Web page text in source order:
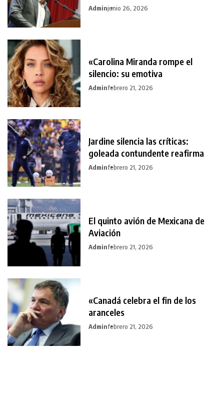
Adminjunio 26, 2026
«Carolina Miranda rompe el
silencio: su emotiva
Adminfebrero 21, 2026
Jardine silencia las críticas:
goleada contundente reafirma
Adminfebrero 21, 2026
El quinto avión de Mexicana de
Aviación
Adminfebrero 21, 2026
«Canadá celebra el fin de los
aranceles
Adminfebrero 21, 2026